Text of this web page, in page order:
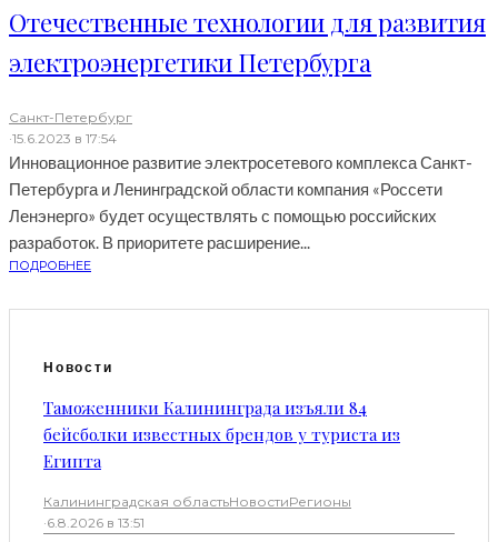
Отечественные технологии для развития
электроэнергетики Петербурга
Санкт-Петербург
·15.6.2023 в 17:54
Инновационное развитие электросетевого комплекса Санкт-
Петербурга и Ленинградской области компания «Россети
Ленэнерго» будет осуществлять с помощью российских
разработок. В приоритете расширение...
ПОДРОБНЕЕ
Новости
Таможенники Калининграда изъяли 84
бейсболки известных брендов у туриста из
Египта
Калининградская областьНовостиРегионы
·6.8.2026 в 13:51